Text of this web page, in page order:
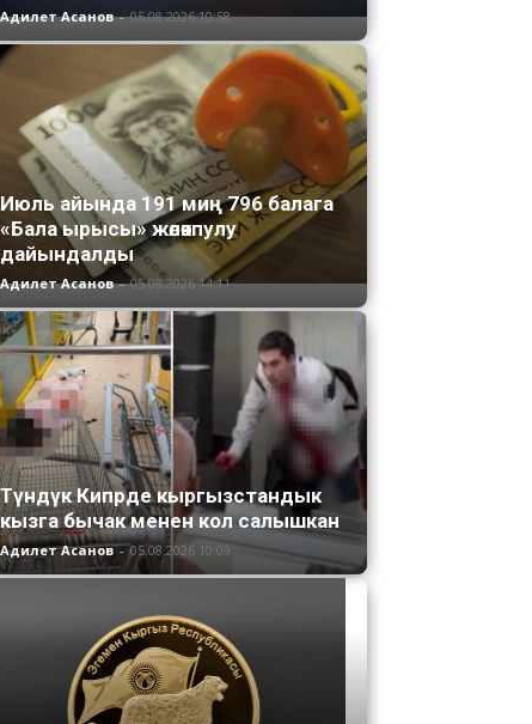
Адилет Асанов - 05.08.2026 10:58
Июль айында 191 миң 796 балага
«Бала ырысы» жөлөкпулу
дайындалды
Адилет Асанов - 05.08.2026 14:11
Түндүк Кипрде кыргызстандык
кызга бычак менен кол салышкан
Адилет Асанов - 05.08.2026 10:09